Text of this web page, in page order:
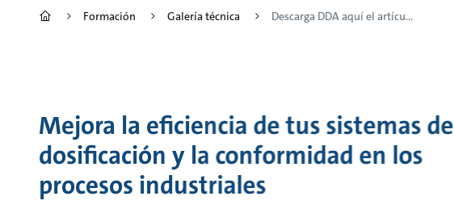
Formación Galería técnica Descarga DDA aquí el artícu...
Mejora la eficiencia de tus sistemas de
dosificación y la conformidad en los
procesos industriales